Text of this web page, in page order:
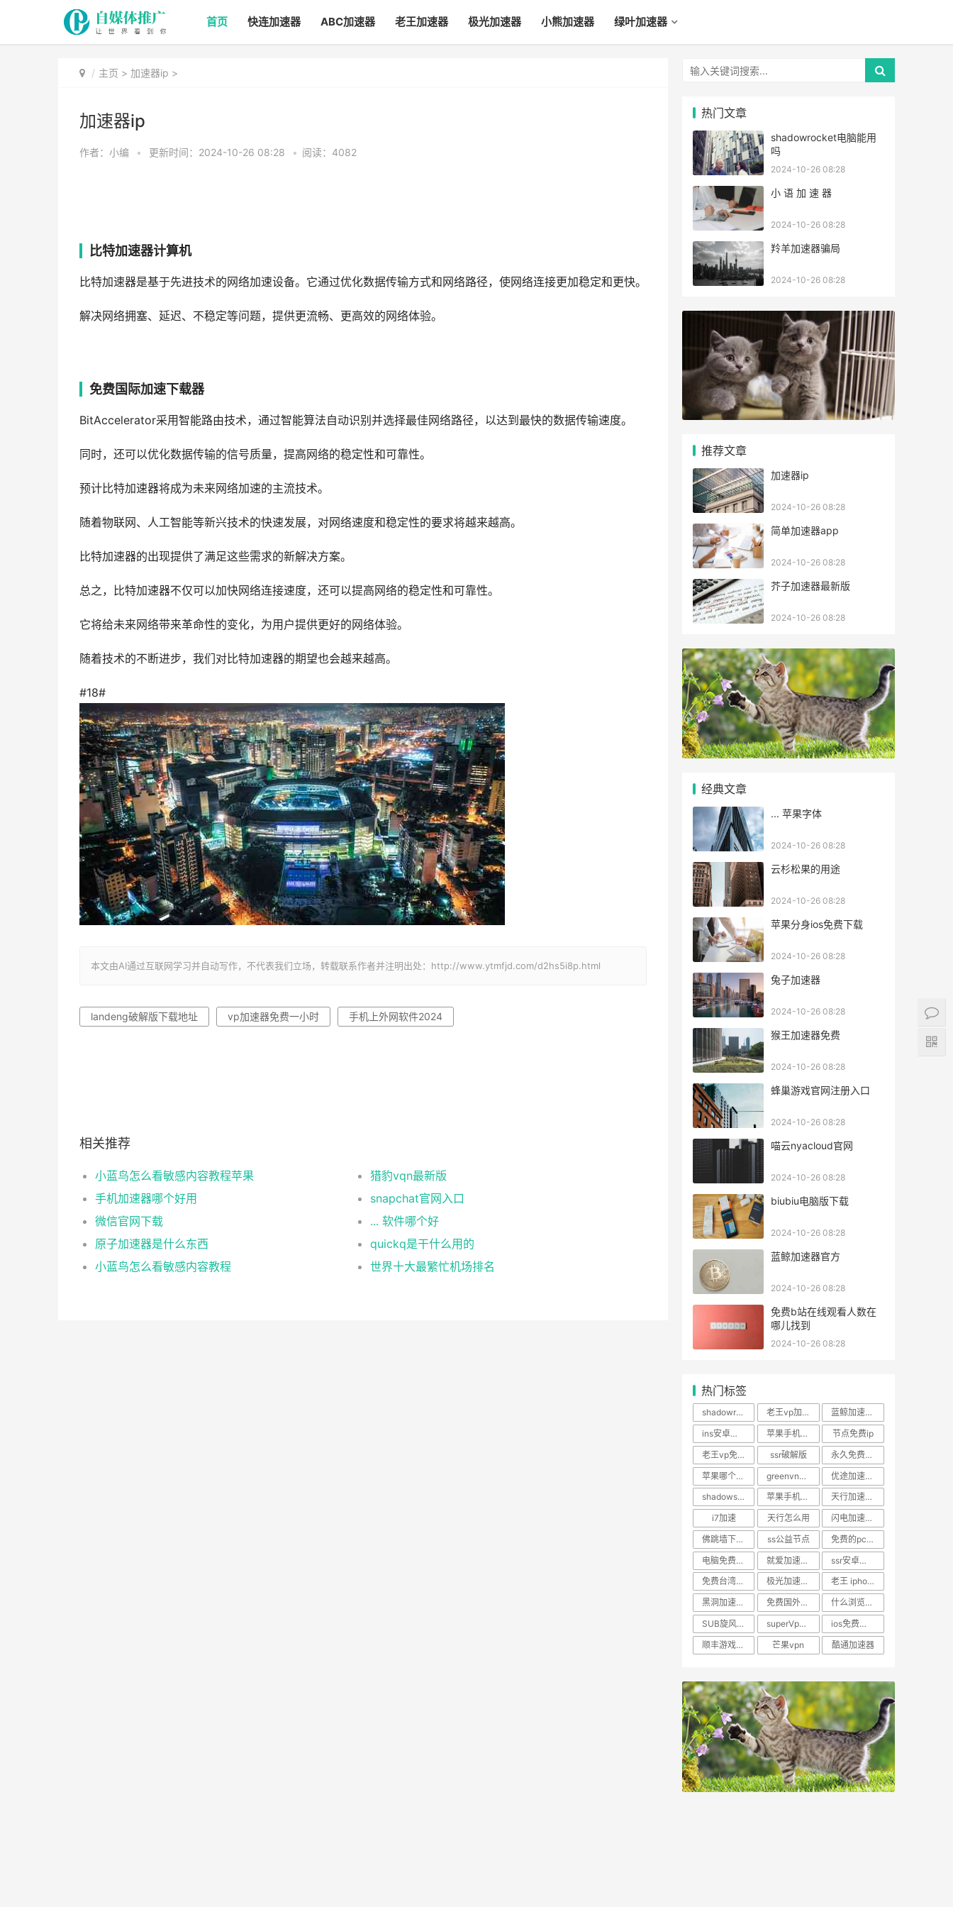
首页 快连加速器 ABC加速器 老王加速器 极光加速器 小熊加速器 绿叶加速器
主页 > 加速器ip >
加速器ip
作者：小编 • 更新时间：2024-10-26 08:28 • 阅读：4082
比特加速器计算机
比特加速器是基于先进技术的网络加速设备。它通过优化数据传输方式和网络路径，使网络连接更加稳定和更快。
解决网络拥塞、延迟、不稳定等问题，提供更流畅、更高效的网络体验。
免费国际加速下载器
BitAccelerator采用智能路由技术，通过智能算法自动识别并选择最佳网络路径，以达到最快的数据传输速度。
同时，还可以优化数据传输的信号质量，提高网络的稳定性和可靠性。
预计比特加速器将成为未来网络加速的主流技术。
随着物联网、人工智能等新兴技术的快速发展，对网络速度和稳定性的要求将越来越高。
比特加速器的出现提供了满足这些需求的新解决方案。
总之，比特加速器不仅可以加快网络连接速度，还可以提高网络的稳定性和可靠性。
它将给未来网络带来革命性的变化，为用户提供更好的网络体验。
随着技术的不断进步，我们对比特加速器的期望也会越来越高。
#18#
本文由AI通过互联网学习并自动写作，不代表我们立场，转载联系作者并注明出处：http://www.ytmfjd.com/d2hs5i8p.html
landeng破解版下载地址 vp加速器免费一小时 手机上外网软件2024
相关推荐
小蓝鸟怎么看敏感内容教程苹果
猎豹vqn最新版
手机加速器哪个好用
snapchat官网入口
微信官网下载
... 软件哪个好
原子加速器是什么东西
quickq是干什么用的
小蓝鸟怎么看敏感内容教程
世界十大最繁忙机场排名
热门文章
shadowrocket电脑能用
吗
2024-10-26 08:28
小 语 加 速 器
2024-10-26 08:28
羚羊加速器骗局
2024-10-26 08:28
推荐文章
加速器ip
2024-10-26 08:28
简单加速器app
2024-10-26 08:28
芥子加速器最新版
2024-10-26 08:28
经典文章
... 苹果字体
2024-10-26 08:28
云杉松果的用途
2024-10-26 08:28
苹果分身ios免费下载
2024-10-26 08:28
兔子加速器
2024-10-26 08:28
猴王加速器免费
2024-10-26 08:28
蜂巢游戏官网注册入口
2024-10-26 08:28
喵云nyacloud官网
2024-10-26 08:28
biubiu电脑版下载
2024-10-26 08:28
蓝鲸加速器官方
2024-10-26 08:28
免费b站在线观看人数在
哪儿找到
2024-10-26 08:28
热门标签
shadowrocketapp安卓 老王vp加速器
蓝鲸加速器 安卓
ins安卓版安装包
苹果手机梯子免费
节点免费ip
老王vp免费加速器
ssr破解版
永久免费ss节点
苹果哪个vnp好用
greenvnp免费版安卓apk
优途加速器ios下载
shadowsocket apk 下载
苹果手机怎么使用外网
天行加速器免费官网
i7加速
天行怎么用
闪电加速器器VIP破解版
佛跳墙下载app
ss公益节点
免费的pc加速器
电脑免费梯子软件
就爱加速官网 app
ssr安卓添加不了订阅
免费台湾ssr节点
极光加速器电脑下载官网
老王 iphone
黑洞加速器草莓
免费国外网络代理
什么浏览器访问外网快
SUB旋风免费加速器
superⅤpn安卓版下载
ios免费的VP N推荐
顺丰游戏加速器下载
芒果vpn 酷通加速器